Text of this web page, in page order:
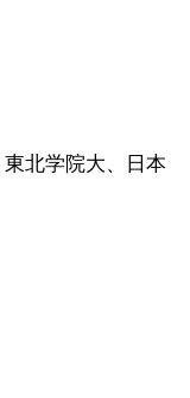
北学院大、日本